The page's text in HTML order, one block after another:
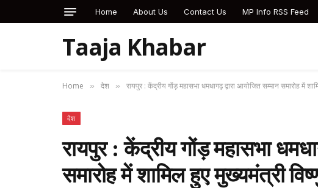
Home About Us Contact Us MP Info RSS Feed
Taaja Khabar
Home » देश » रायपुर : केंद्रीय गोंड़ महासभा धमधागढ़ द्वारा आयोजित सम्मान समारोह में
देश
रायपुर : केंद्रीय गोंड़ महासभा
समारोह में शामिल हुए मुख्यमंत्री